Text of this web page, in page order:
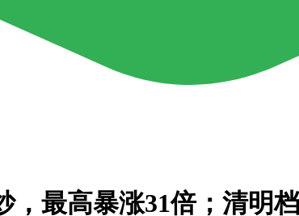
，最高暴涨31倍；清明